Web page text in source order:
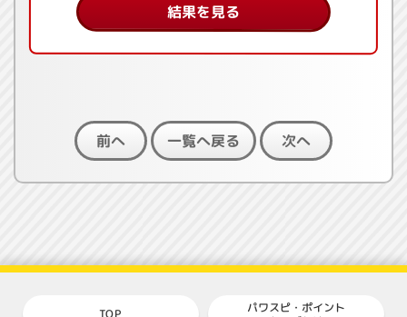
結果を見る
前へ 一覧へ戻る 次へ
TOP パワスピ・ポイント